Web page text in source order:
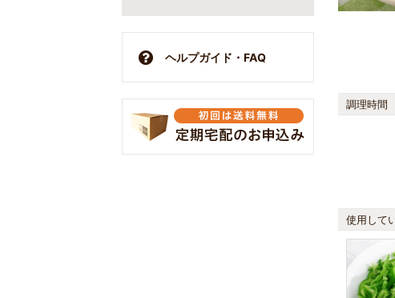
調理時間
使用して
ヘルプガイド・FAQ